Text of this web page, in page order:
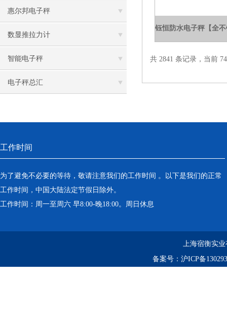
惠尔邦电子秤
数显推拉力计
智能电子秤
电子秤总汇
共 2841 条记录，当前
工作时间
为了避免不必要的等待，敬请注意我们的工作时间 。以下是我们的正常
工作时间，中国大陆法定节假日除外。
工作时间：周一至周六 早8:00-晚18:00。周日休息
上海宿衡实
备案号： 沪ICP备